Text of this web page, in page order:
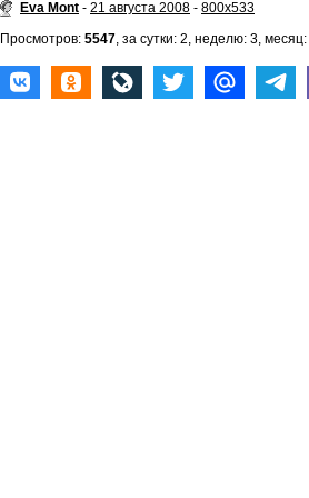
Eva Mont - 21 августа 2008 - 800x533
Просмотров: 5547, за сутки: 2, неделю: 3,